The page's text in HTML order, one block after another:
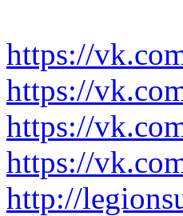
https://
https://
https://
https://
http://